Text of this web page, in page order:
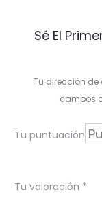
r
i
Sé El
Tu dirección de
campos
Tu puntuación
Tu valoración *